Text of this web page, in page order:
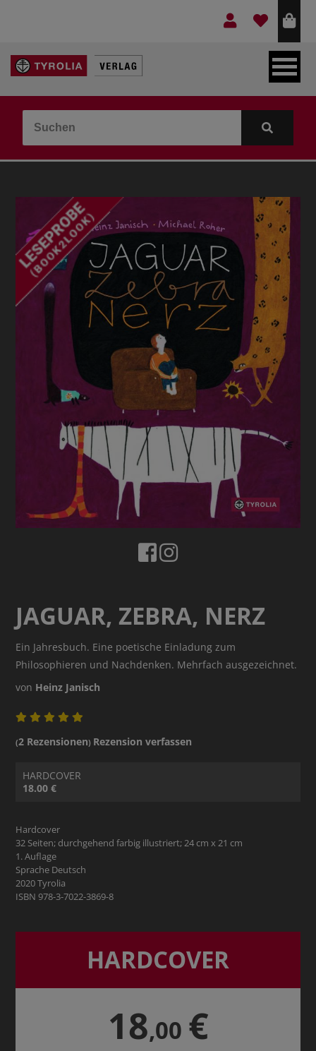
LEBEN & GLAUBE
KINDER- & JUGENDBUCH
VERLAG
IDEEN & BEGLEITMATERIAL
JAGUAR, ZEBRA, NERZ
Ein Jahresbuch. Eine poetische Einladung zum
Philosophieren und Nachdenken. Mehrfach ausgezeichnet.
von Heinz Janisch
(2 Rezensionen) Rezension verfassen
HARDCOVER
18.00 €
Hardcover
32 Seiten; durchgehend farbig illustriert; 24 cm x 21 cm
1. Auflage
Sprache Deutsch
2020 Tyrolia
ISBN 978-3-7022-3869-8
HARDCOVER
18,00 €